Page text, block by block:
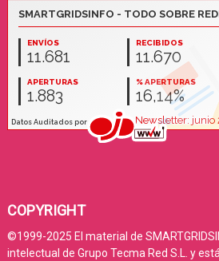
COPYRIGHT
©1999-2025 El material de
intelectual de Grupo Tecma Red S.L. y